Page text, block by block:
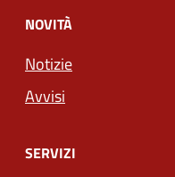
NOVITÀ
Notizie
Avvisi
SERVIZI